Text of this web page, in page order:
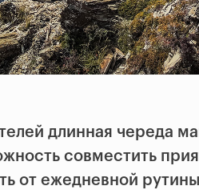
длинная череда
совместить
от ежедневной